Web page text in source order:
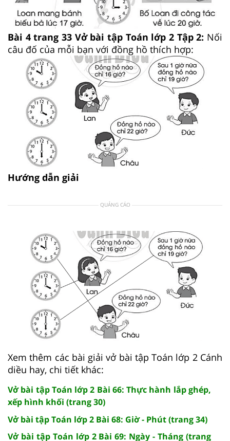
Bài 4 trang 33 Vở bài tập Toán lớp 2 Tập 2: Nối
câu đố của mỗi bạn với đồng hồ thích hợp:
Hướng dẫn giải
QUẢNG CÁO
Xem thêm các bài giải vở bài tập Toán lớp 2 Cánh
diều hay, chi tiết khác:
Vở bài tập Toán lớp 2 Bài 66: Thực hành lắp ghép,
xếp hình khối (trang 30)
Vở bài tập Toán lớp 2 Bài 68: Giờ - Phút (trang 34)
Vở bài tập Toán lớp 2 Bài 69: Ngày - Tháng (trang